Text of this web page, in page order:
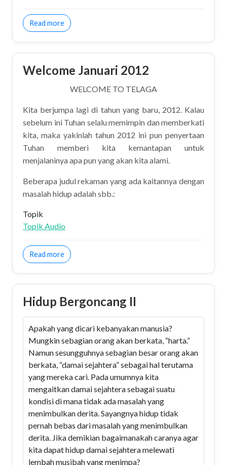
Read moreabout Welcome Agustus 2009
Welcome Januari 2012
WELCOME TO TELAGA
Kita berjumpa lagi di tahun yang baru, 2012. Kalau
sebelum ini Tuhan selalu memimpin dan memberkati
kita, maka yakinlah tahun 2012 ini pun penyertaan
Tuhan memberi kita kemantapan untuk
menjalaninya apa pun yang akan kita alami.
Beberapa judul rekaman yang ada kaitannya dengan
masalah hidup adalah sbb.:
Topik
Topik Audio
Read moreabout Welcome Januari 2012
Hidup Bergoncang II
Apakah yang dicari kebanyakan manusia?
Mungkin sebagian orang akan berkata, “harta.”
Namun sesungguhnya sebagian besar orang akan
berkata, “damai sejahtera” sebagai hal terutama
yang mereka cari. Pada umumnya kita
mengaitkan damai sejahtera sebagai suatu
kondisi di mana tidak ada masalah yang
menimbulkan derita. Sayangnya hidup tidak
pernah bebas dari masalah yang menimbulkan
derita. Jika demikian bagaimanakah caranya agar
kita dapat hidup damai sejahtera melewati
lembah musibah yang menimpa?